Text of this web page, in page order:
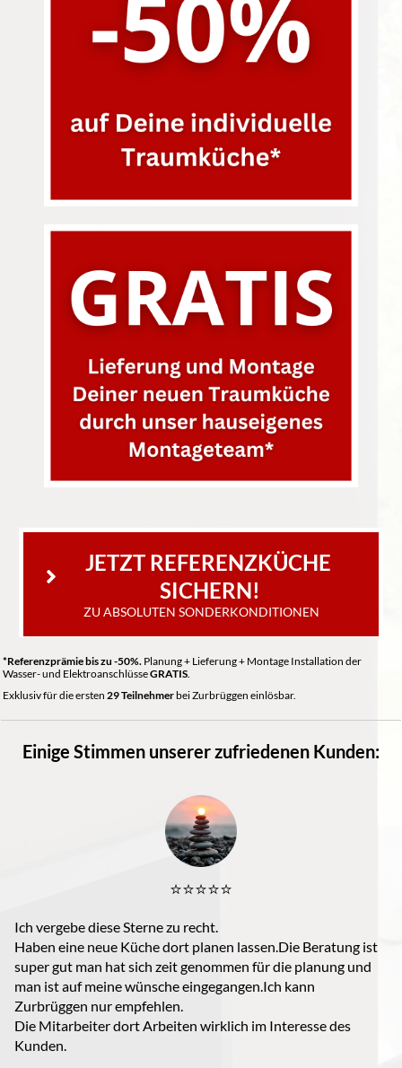
JETZT REFERENZKÜCHE
SICHERN!
ZU ABSOLUTEN SONDERKONDITIONEN
*Referenzprämie bis zu -50%. Planung + Lieferung + Montage Installation der
Wasser- und ElektroanschlüsseGRATIS.
Exklusiv für die ersten 29 Teilnehmer bei Zurbrüggen einlösbar.
Einige Stimmen unserer zufriedenen Kunden:
⭐️⭐️⭐️⭐️⭐️
Ich vergebe diese Sterne zu recht.
Haben eine neue Küche dort planen lassen.Die Beratung ist
super gut man hat sich zeit genommen für die planung und
man ist auf meine wünsche eingegangen.Ich kann
Zurbrüggen nur empfehlen.
Die Mitarbeiter dort Arbeiten wirklich im Interesse des
Kunden.